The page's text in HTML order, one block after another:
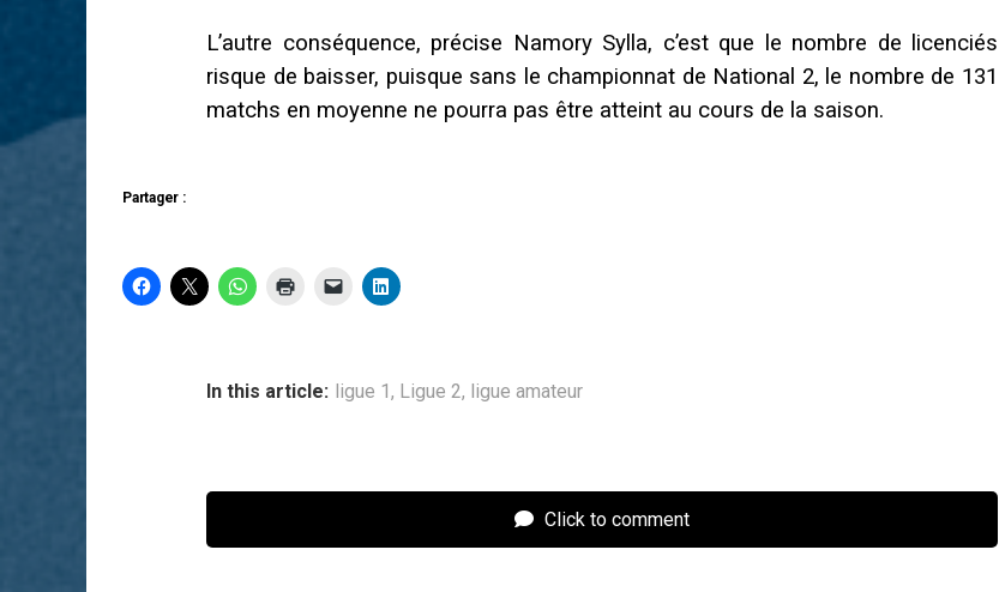
L’autre conséquence, précise Namory Sylla, c’est que le nombre de licenciés
risque de baisser, puisque sans le championnat de National 2, le nombre de 131
matchs en moyenne ne pourra pas être atteint au cours de la saison.
Partager :
In this article: ligue 1, Ligue 2, ligue amateur
Click to comment